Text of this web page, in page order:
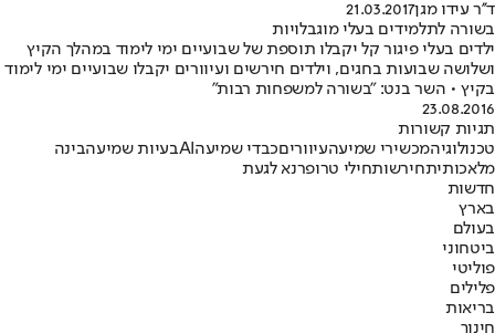
ד''ר עידו מגן21.03.2017
בשורה לתלמידים בעלי מוגבלויות
ילדים בעלי פיגור קל יקבלו תוספת של שבועיים ימי לימוד במהלך הקיץ
ושלושה שבועות בחגים, וילדים חירשים ועיוורים יקבלו שבועיים ימי לימוד
בקיץ • השר בנט: "בשורה למשפחות רבות"
23.08.2016
תגיות קשורות
טכנולוגיהמכשירי שמיעהעיווריםכבדי שמיעה AIבעיות שמיעהבינה
מלאכותיתחירשותחילי טרופרנא לגעת
חדשות
בארץ
בעולם
ביטחוני
פוליטי
פלילים
בריאות
חינוך